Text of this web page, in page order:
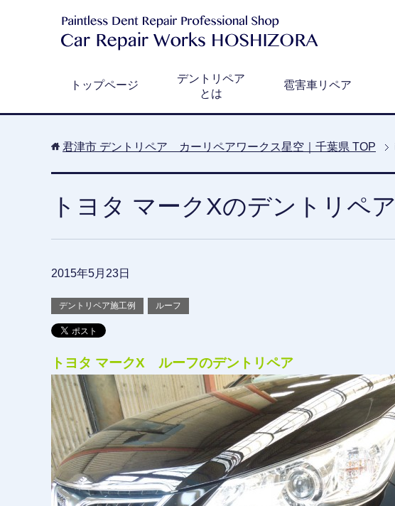
トップページ
デントリペア
とは
雹害車リペア
君津市 デントリペア カーリペアワークス星空｜千葉県 TOP
トヨタ マークXのデントリペア
2015年5月23日
デントリペア施工例 ルーフ
トヨタ マークX ルーフのデントリペア